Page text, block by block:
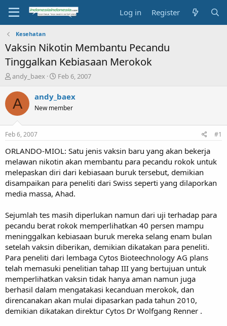
Log in Register
Kesehatan
Vaksin Nikotin Membantu Pecandu
Tinggalkan Kebiasaan Merokok
T
r
e
a
s
t
a
t
e
r
andy_baex
S
a
t
e
Feb 6, 2007
A andy_baex
New member
Feb 6, 2007 #1
ORLANDO-MIOL: Satu jenis vaksin baru yang akan bekerja
melawan nikotin akan membantu para pecandu rokok untuk
melepaskan diri dari kebiasaan buruk tersebut, demikian
disampaikan para peneliti dari Swiss seperti yang dilaporkan
media massa, Ahad.
Sejumlah tes masih diperlukan namun dari uji terhadap para
pecandu berat rokok memperlihatkan 40 persen mampu
meninggalkan kebiasaan buruk mereka selang enam bulan
setelah vaksin diberikan, demikian dikatakan para peneliti.
Para peneliti dari lembaga Cytos Bioteechnology AG plans
telah memasuki penelitian tahap III yang bertujuan untuk
memperlihatkan vaksin tidak hanya aman namun juga
berhasil dalam mengatakasi kecanduan merokok, dan
direncanakan akan mulai dipasarkan pada tahun 2010,
demikian dikatakan direktur Cytos Dr Wolfgang Renner .